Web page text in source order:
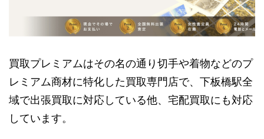
買取プレミアムはその名の通り切手や着物などのプ
レミアム商材に特化した買取専門店で、下板橋駅全
域で出張買取に対応している他、宅配買取にも対応
しています。